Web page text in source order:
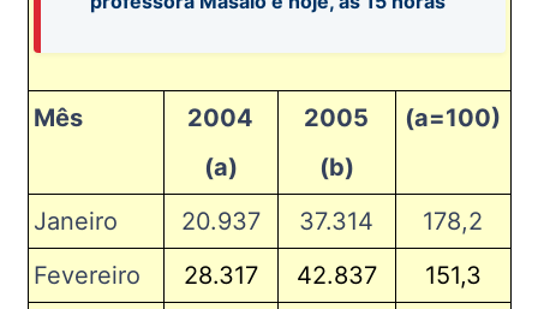
Mês
2004
(a)
2005
(b)
(a=100)
Janeiro 20.937 37.314
178,2
Fevereiro
28.317 42.837
151,3